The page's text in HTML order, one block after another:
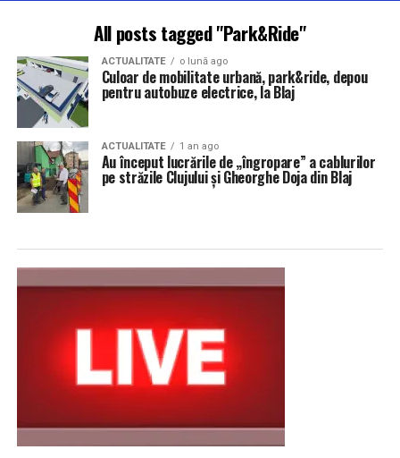
All posts tagged "Park&Ride"
ACTUALITATE o lună ago
Culoar de mobilitate urbană, park&ride, depou
pentru autobuze electrice, la Blaj
ACTUALITATE 1 an ago
Au început lucrările de „îngropare” a cablurilor
pe străzile Clujului și Gheorghe Doja din Blaj